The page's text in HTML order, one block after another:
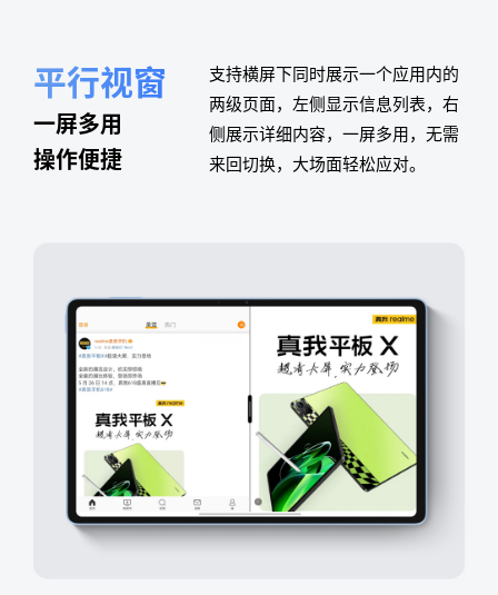
智能侧边栏
多任务
清晰可见
侧边栏多任务模式，一眼看清工作
日程和待办事项，提升多任务处理
的效率。
平行视窗
一屏多用
操作便捷
支持横屏下同时展示一个应用内的
两级页面，左侧显示信息列表， 右
侧展示详细内容，一屏多用，无需
来回切换，大场面轻松应对。
应用分屏
同时处理
双管齐下
双指下滑即可将两个应用分屏，一
边学习办公，一边社交娱乐，多任
务处理从未变得如此便捷高效。
自由浮窗
随心拖曳
不设限
四指捏合开启自由浮窗，支持全局
自由拖曳，实现至多三应用前台同
开，做娱乐创作与办公处理的多面
手。
智能侧边栏
多任务
清晰可见
侧边栏多任务模式，一眼看清工作
日程和待办事项，提升多任务处理
的效率。
平行视窗
一屏多用
操作便捷
支持横屏下同时展示一个应用内的
两级页面，左侧显示信息列表， 右
侧展示详细内容，一屏多用，无需
来回切换，大场面轻松应对。